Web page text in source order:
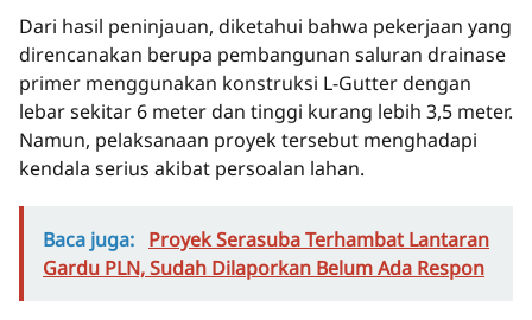
Dari hasil peninjauan, diketahui bahwa pekerjaan yang
direncanakan berupa pembangunan saluran drainase
primer menggunakan konstruksi L-Gutter dengan
lebar sekitar 6 meter dan tinggi kurang lebih 3,5 meter.
Namun, pelaksanaan proyek tersebut menghadapi
kendala serius akibat persoalan lahan.
Baca juga: Proyek Serasuba Terhambat Lantaran
Gardu PLN, Sudah Dilaporkan Belum Ada Respon